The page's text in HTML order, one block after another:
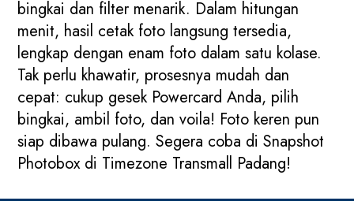
bingkai dan filter menarik. Dalam hitungan
menit, hasil cetak foto langsung tersedia,
lengkap dengan enam foto dalam satu kolase.
Tak perlu khawatir, prosesnya mudah dan
cepat: cukup gesek Powercard Anda, pilih
bingkai, ambil foto, dan voila! Foto keren pun
siap dibawa pulang. Segera coba di Snapshot
Photobox di Timezone Transmall Padang!